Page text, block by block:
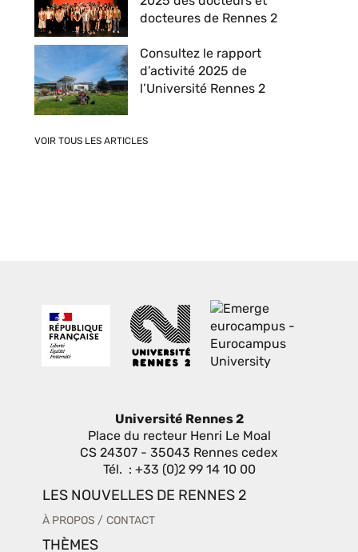
docteures de Rennes 2
Consultez le rapport
d’activité 2025 de
l’Université Rennes 2
VOIR TOUS LES ARTICLES
Université Rennes 2
Place du recteur Henri Le Moal
CS 24307 - 35043 Rennes cedex
Tél. : +33 (0)2 99 14 10 00
LES NOUVELLES DE RENNES 2
À PROPOS CONTACT
THÈMES